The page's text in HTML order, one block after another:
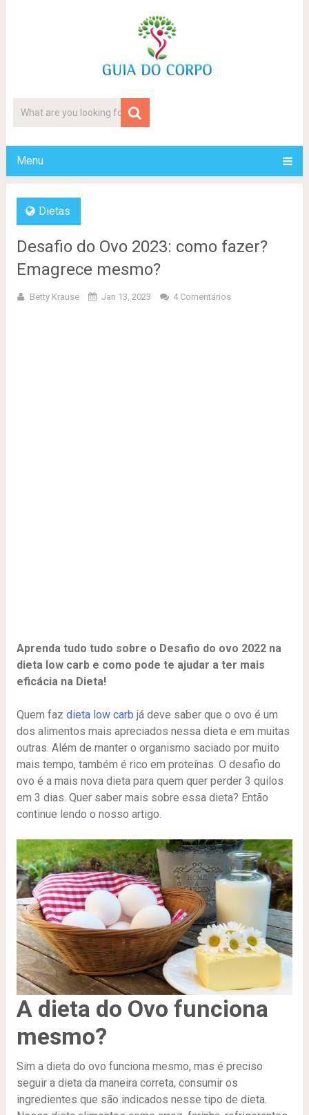
Menu
Dietas
Desafio do Ovo 2023: como fazer?
Emagrece mesmo?
Betty Krause Jan 13, 2023 4 Comentários
Aprenda tudo tudo sobre o Desafio do ovo 2022 na
dieta low carb e como pode te ajudar a ter mais
eficácia na Dieta!
Quem faz dieta low carb já deve saber que o ovo é um
dos alimentos mais apreciados nessa dieta e em muitas
outras. Além de manter o organismo saciado por muito
mais tempo, também é rico em proteínas. O desafio do
ovo é a mais nova dieta para quem quer perder 3 quilos
em 3 dias. Quer saber mais sobre essa dieta? Então
continue lendo o nosso artigo.
A dieta do Ovo funciona
mesmo?
Sim a dieta do ovo funciona mesmo, mas é preciso
seguir a dieta da maneira correta, consumir os
ingredientes que são indicados nesse tipo de dieta.